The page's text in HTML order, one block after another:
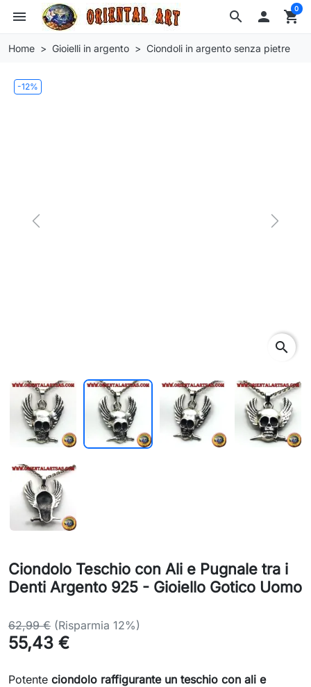
search
menu  shopping_cart
0
Home Gioielli in argento Ciondoli in argento senza pietre
-12%
Previous Next
search
Ciondolo Teschio con Ali e Pugnale tra i
Denti Argento 925 - Gioiello Gotico Uomo
62,99 € (Risparmia 12%)
55,43 €
Potente ciondolo raffigurante un teschio con ali e